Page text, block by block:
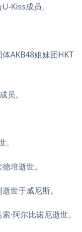
Kiss成员。
AKB48姐妹团HKT
。
培逝世。
世于威尼斯。
·阿尔比诺尼逝世。